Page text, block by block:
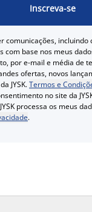
Inscreva-se
comunicações, incluindo
com base nos meus
por e-mail e média de
ofertas, novos
JYSK.Termos e
no site da
processa os meus
.